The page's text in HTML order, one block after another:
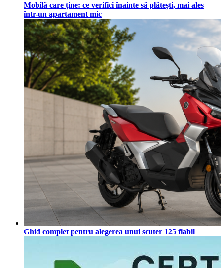
Mobilă care ține: ce verifici înainte să plătești, mai ales
într-un apartament mic
Ghid complet pentru alegerea unui scuter 125 fiabil